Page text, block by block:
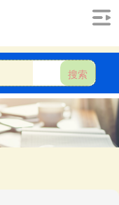
搜索